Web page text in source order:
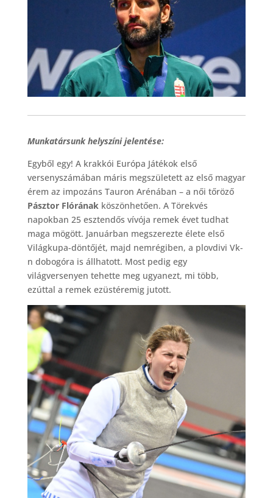
Munkatársunk helyszíni jelentése:
Egyből egy! A krakkói Európa Játékok első
versenyszámában máris megszületett az első magyar
érem az impozáns Tauron Arénában – a női tőröző
Pásztor Flóránakköszönhetően. A Törekvés
napokban 25 esztendős vívója remek évet tudhat
maga mögött. Januárban megszerezte élete első
Világkupa-döntőjét, majd nemrégiben, a plovdivi Vk-
n dobogóra is állhatott. Most pedig egy
világversenyen tehette meg ugyanezt, mi több,
ezúttal a remek ezüstéremig jutott.